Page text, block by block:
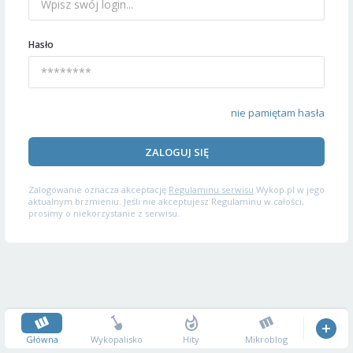
Hasło
nie pamiętam hasła
ZALOGUJ SIĘ
Zalogowanie oznacza akceptację Regulaminu serwisu Wykop.pl w jego
aktualnym brzmieniu. Jeśli nie akceptujesz Regulaminu w całości,
prosimy o niekorzystanie z serwisu.
Główna Wykopalisko Hity Mikroblog